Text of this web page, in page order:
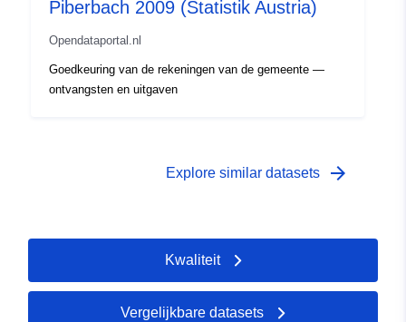
Piberbach 2009 (Statistik Austria)
Opendataportal.nl
Goedkeuring van de rekeningen van de gemeente —
ontvangsten en uitgaven
Explore similar datasets arrow_forward
Kwaliteit
Vergelijkbare datasets